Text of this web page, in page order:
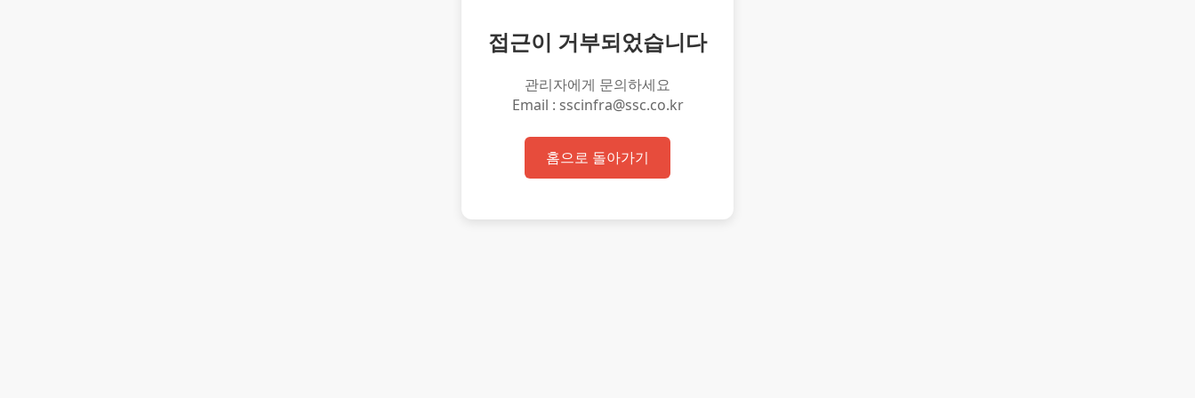
접근이 거부되었습니다
관리자에게 문의하세요
Email : sscinfra@ssc.co.kr
홈으로 돌아가기